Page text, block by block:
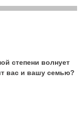
степени волнует
вас и вашу семью?